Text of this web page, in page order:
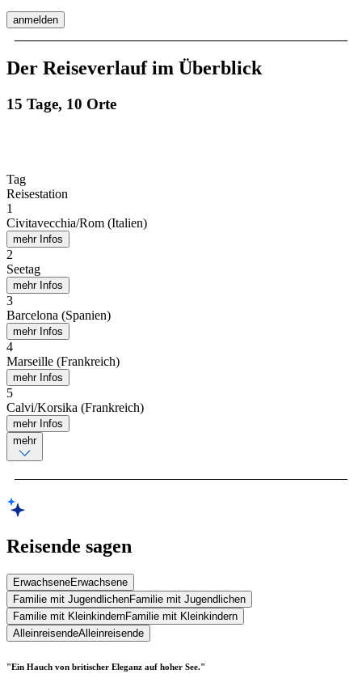
anmelden
Der Reiseverlauf im Überblick
15 Tage, 10 Orte
Tag
Reisestation
1
Civitavecchia/Rom (Italien)
mehr Infos
2
Seetag
mehr Infos
3
Barcelona (Spanien)
mehr Infos
4
Marseille (Frankreich)
mehr Infos
5
Calvi/Korsika (Frankreich)
mehr Infos
mehr
Reisende sagen
ErwachseneErwachsene
Familie mit JugendlichenFamilie mit Jugendlichen
Familie mit KleinkindernFamilie mit Kleinkindern
AlleinreisendeAlleinreisende
"Ein Hauch von britischer Eleganz auf hoher See."